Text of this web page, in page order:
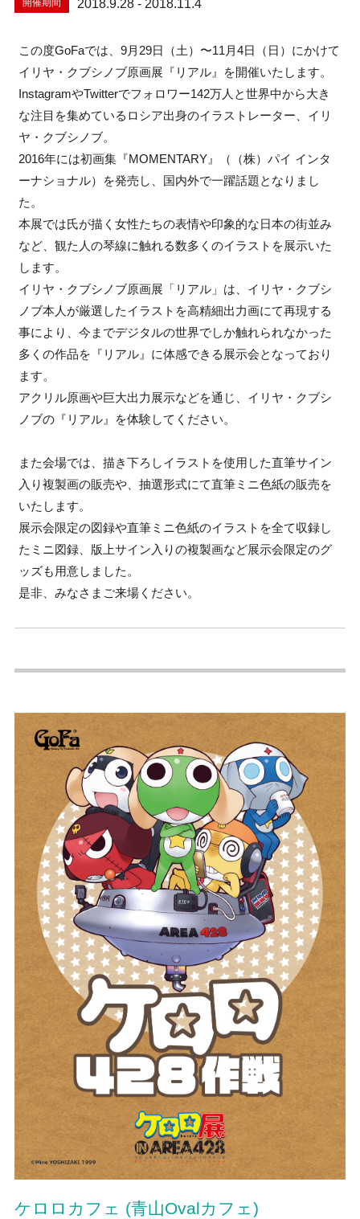
開催期間 2018.9.28 - 2018.11.4
この度GoFaでは、9月29日（土）〜11月4日（日）にかけて
イリヤ・クブシノブ原画展『リアル』を開催いたします。
InstagramやTwitterでフォロワー142万人と世界中から大き
な注目を集めているロシア出身のイラストレーター、イリ
ヤ・クブシノブ。
2016年には初画集『MOMENTARY』（（株）パイ インタ
ーナショナル）を発売し、国内外で一躍話題となりまし
た。
本展では氏が描く女性たちの表情や印象的な日本の街並み
など、観た人の琴線に触れる数多くのイラストを展示いた
します。
イリヤ・クブシノブ原画展「リアル」は、イリヤ・クブシ
ノブ本人が厳選したイラストを高精細出力画にて再現する
事により、今までデジタルの世界でしか触れられなかった
多くの作品を『リアル』に体感できる展示会となっており
ます。
アクリル原画や巨大出力展示などを通じ、イリヤ・クブシ
ノブの『リアル』を体験してください。
また会場では、描き下ろしイラストを使用した直筆サイン
入り複製画の販売や、抽選形式にて直筆ミニ色紙の販売を
いたします。
展示会限定の図録や直筆ミニ色紙のイラストを全て収録し
たミニ図録、版上サイン入りの複製画など展示会限定のグ
ッズも用意しました。
是非、みなさまご来場ください。
ケロロカフェ (青山Ovalカフェ)